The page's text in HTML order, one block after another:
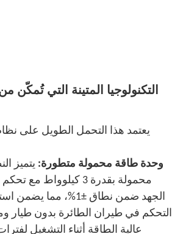
التكنولوجيا المتينة التي تُمكّن
يعتمد هذا التحمل الطويل على
وحدة طاقة محمولة متطورة: يتميز
محمولة بقدرة 3 كيلوواط
الجهد ضمن نطاق ±1%، مما
التحكم في طيران الطائرة بدون طيار
عالية الطاقة أثناء التشغيل